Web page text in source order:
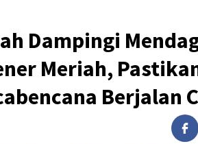
Dampingi
Meriah,
Berjalan